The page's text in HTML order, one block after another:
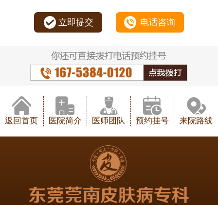
立即提交 电话咨询
返回首页 医院简介 医师团队 预约挂号 来院路线